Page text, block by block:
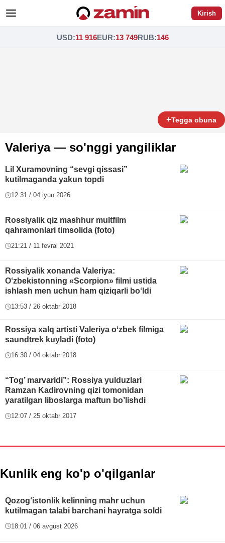
Kirish
USD:11 916EUR:13 749RUB:146
+Tegga obuna
Valeriya — so'nggi yangiliklar
Lil Xuramovning “sevgi qissasi”
kutilmaganda yakun topdi
12:31 / 04 iyun 2026
Rossiyalik qiz mashhur multfilm
qahramonlari timsolida (foto)
21:21 / 11 fevral 2021
Rossiyalik xonanda Valeriya:
O‘zbekistonning «Scorpion» filmi ustida
ishlash men uchun ham qiziqarli bo‘ldi
13:53 / 26 oktabr 2018
Rossiya xalq artisti Valeriya oʻzbek filmiga
saundtrek kuyladi (foto)
16:30 / 04 oktabr 2018
“Tog’ marvaridi”: Rossiya yulduzlari
Ramzan Kadirovning qizi tomonidan
yaratilgan liboslarga maftun bo’lishdi
12:07 / 25 oktabr 2017
Kunlik eng ko'p o'qilganlar
Qozog‘istonlik kelinning mahr uchun
kutilmagan talabi barchani hayratga soldi
18:01 / 06 avgust 2026